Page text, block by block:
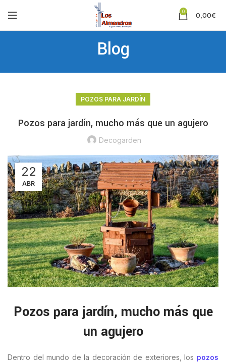
0 0,00€
Blog
POZOS PARA JARDÍN
Pozos para jardín, mucho más que un agujero
Decogarden
22
ABR
Pozos para jardín, mucho más que
un agujero
Dentro del mundo de la decoración de exteriores, los pozos